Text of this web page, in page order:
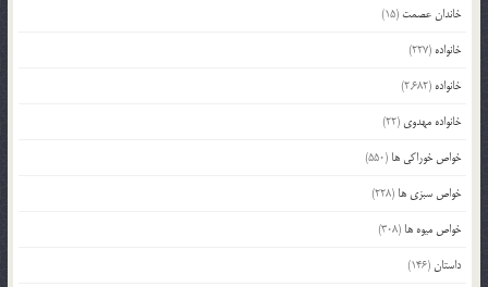
خاندان عصمت (15)
خانواده (227)
خانواده (2,682)
خانواده مهدوی (22)
خواص خوراکی ها (550)
خواص سبزی ها (228)
خواص میوه ها (308)
داستان (146)